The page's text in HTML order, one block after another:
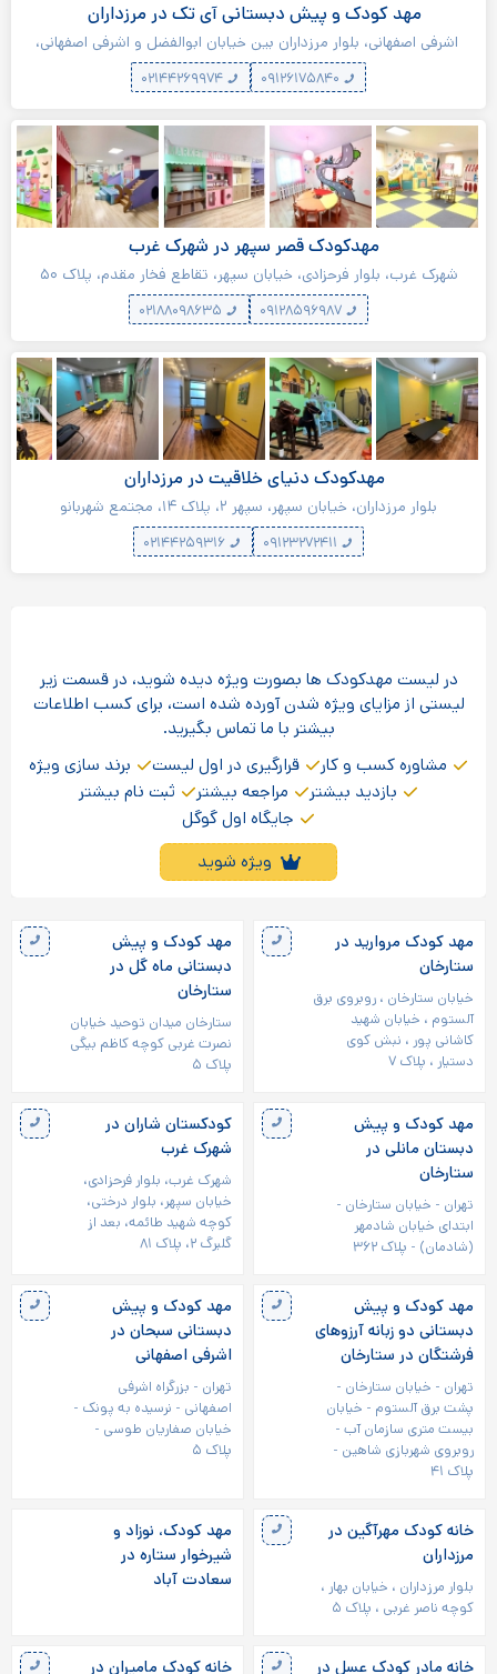
مهد کودک و پیش دبستانی آی تک در مرزداران
اشرفی اصفهانی، بلوار مرزداران بین خیابان ابوالفضل و اشرفی اصفهانی،
پلاک ۲۱۳
۰۲۱۴۴۲۶۹۹۷۴
مهدکودک قصر سپهر در شهرک غرب
شهرک غرب، بلوار فرحزادی، خیابان سپهر، تقاطع فخار مقدم، پلاک ۵۰
۰۹۱۲۸۵۹۶۹۸۷
مهدکودک دنیای خلاقیت در مرزداران
بلوار مرزداران، خیابان سپهر، سپهر ۲، پلاک ۱۴، مجتمع شهربانو
۰۲۱۴۴۲۵۹۳۱۶
در لیست مهدکودک ها بصورت ویژه دیده شوید، در قسمت زیر
لیستی از مزایای ویژه شدن آورده شده است، برای کسب اطلاعات
بیشتر با ما تماس بگیرید.
مشاوره کسب و کار
قرارگیری در اول لیست
برند سازی ویژه
بازدید بیشتر
مراجعه بیشتر
ثبت نام بیشتر
جایگاه اول گوگل
ویژه شوید
مهد کودک مروارید در
ستارخان
خیابان ستارخان ، روبروی برق
آلستوم ، خیابان شهید
کاشانی پور ، نبش کوی
دستیار ، پلاک ۷
مهد کودک و پیش
دبستانی ماه گل در
ستارخان
ستارخان میدان توحید خیابان
نصرت غربی کوچه کاظم بیگی
پلاک ۵
مهد کودک و پیش
دبستان مانلی در
ستارخان
تهران - خیابان ستارخان -
ابتدای خیابان شادمهر
(شادمان) - پلاک ۳۶۲
کودکستان شاران در
شهرک غرب
شهرک غرب، بلوار فرحزادی،
خیابان سپهر، بلوار درختی،
کوچه شهید طائمه، بعد از
گلبرگ ۲، پلاک ۸۱
مهد کودک و پیش
دبستانی دو زبانه آرزوهای
فرشتگان در ستارخان
تهران - خیابان ستارخان -
پشت برق آلستوم - خیابان
بیست متری سازمان آب -
روبروی شهربازی شاهین -
پلاک ۴۱
مهد کودک و پیش
دبستانی سبحان در
اشرفی اصفهانی
تهران - بزرگراه اشرفی
اصفهانی - نرسيده به پونک -
خیابان صفاریان طوسی -
پلاک ۵
خانه کودک مهرآگین در
مرزداران
بلوار مرزداران ، خیابان بهار ،
کوچه ناصر غربی ، پلاک ۵
مهد کودک، نوزاد و
شیرخوار ستاره در
سعادت آباد
خانه مادر کودک عسل در خانه کودک مامیران در